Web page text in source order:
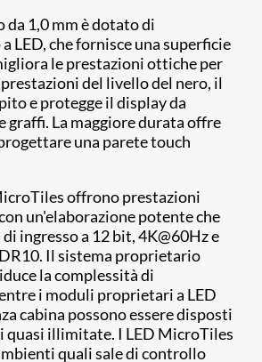
da 1,0 mm è dotato di
LED, che fornisce una superficie
le prestazioni ottiche per
del livello del nero, il
e protegge il display da
graffi. La maggiore durata offre
una parete touch
offrono prestazioni
un'elaborazione potente che
ingresso a 12 bit, 4K@60Hz e
Il sistema proprietario
la complessità di
i moduli proprietari a LED
cabina possono essere disposti
quasi illimitate. I LED MicroTiles
quali sale di controllo